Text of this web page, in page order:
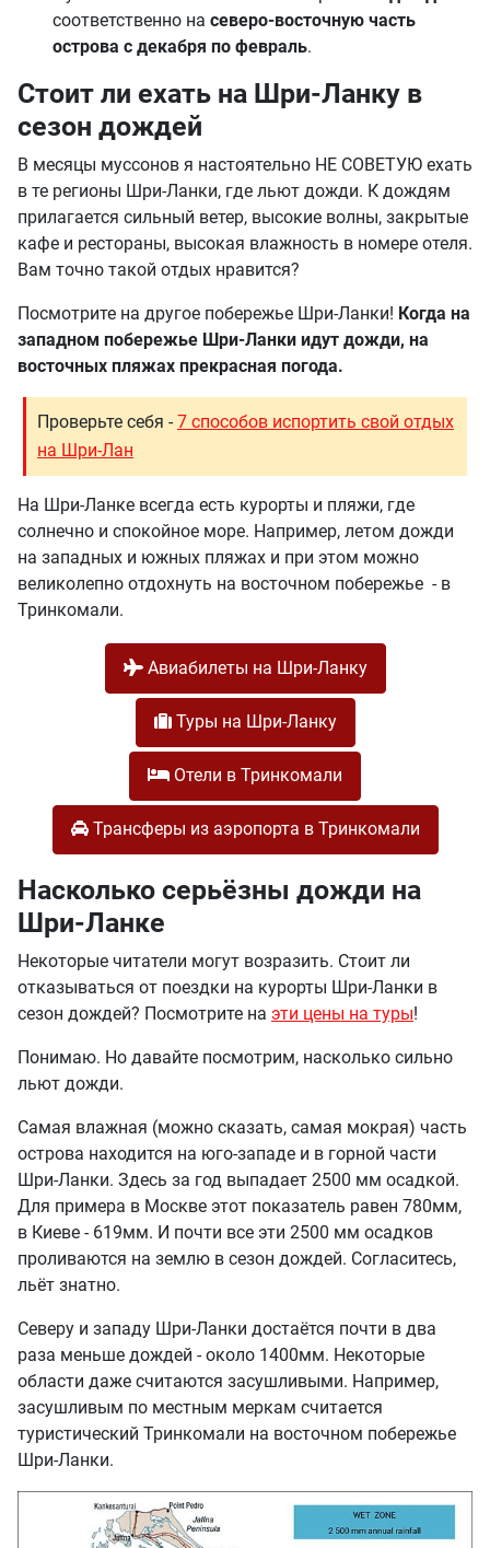
соответственно на северо-восточную часть
острова с декабря по февраль.
Стоит ли ехать на Шри-Ланку в
сезон дождей
В месяцы муссонов я настоятельно НЕ СОВЕТУЮ ехать
в те регионы Шри-Ланки, где льют дожди. К дождям
прилагается сильный ветер, высокие волны, закрытые
кафе и рестораны, высокая влажность в номере отеля.
Вам точно такой отдых нравится?
Посмотрите на другое побережье Шри-Ланки! Когда на
западном побережье Шри-Ланки идут дожди, на
восточных пляжах прекрасная погода.
Проверьте себя -7 способов испортить свой отдых
на Шри-Лан
На Шри-Ланке всегда есть курорты и пляжи, где
солнечно и спокойное море. Например, летом дожди
на западных и южных пляжах и при этом можно
великолепно отдохнуть на восточном побережье - в
Тринкомали.
Авиабилеты на Шри-Ланку
Туры на Шри-Ланку
Отели в Тринкомали
Трансферы из аэропорта в Тринкомали
Насколько серьёзны дожди на
Шри-Ланке
Некоторые читатели могут возразить. Стоит ли
отказываться от поездки на курорты Шри-Ланки в
сезон дождей? Посмотрите на эти цены на туры!
Понимаю. Но давайте посмотрим, насколько сильно
льют дожди.
Самая влажная (можно сказать, самая мокрая) часть
острова находится на юго-западе и в горной части
Шри-Ланки. Здесь за год выпадает 2500 мм осадкой.
Для примера в Москве этот показатель равен 780мм,
в Киеве - 619мм. И почти все эти 2500 мм осадков
проливаются на землю в сезон дождей. Согласитесь,
льёт знатно.
Северу и западу Шри-Ланки достаётся почти в два
раза меньше дождей - около 1400мм. Некоторые
области даже считаются засушливыми. Например,
засушливым по местным меркам считается
туристический Тринкомали на восточном побережье
Шри-Ланки.